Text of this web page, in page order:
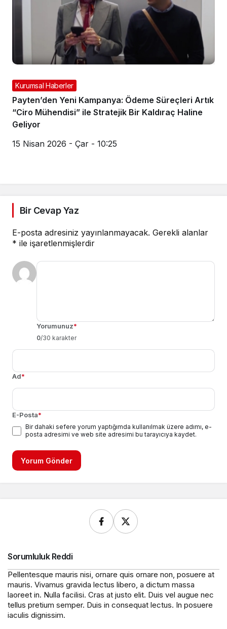
Kurumsal Haberler
Payten’den Yeni Kampanya: Ödeme Süreçleri Artık
“Ciro Mühendisi” ile Stratejik Bir Kaldıraç Haline
Geliyor
15 Nisan 2026 - Çar - 10:25
Bir Cevap Yaz
E-posta adresiniz yayınlanmayacak. Gerekli alanlar
* ile işaretlenmişlerdir
Yorumunuz*
0/30 karakter
Ad*
E-Posta*
Bir dahaki sefere yorum yaptığımda kullanılmak üzere adımı, e-
posta adresimi ve web site adresimi bu tarayıcıya kaydet.
Yorum Gönder
Sorumluluk Reddi
Pellentesque mauris nisi, ornare quis ornare non, posuere at
mauris. Vivamus gravida lectus libero, a dictum massa
laoreet in. Nulla facilisi. Cras at justo elit. Duis vel augue nec
tellus pretium semper. Duis in consequat lectus. In posuere
iaculis dignissim.